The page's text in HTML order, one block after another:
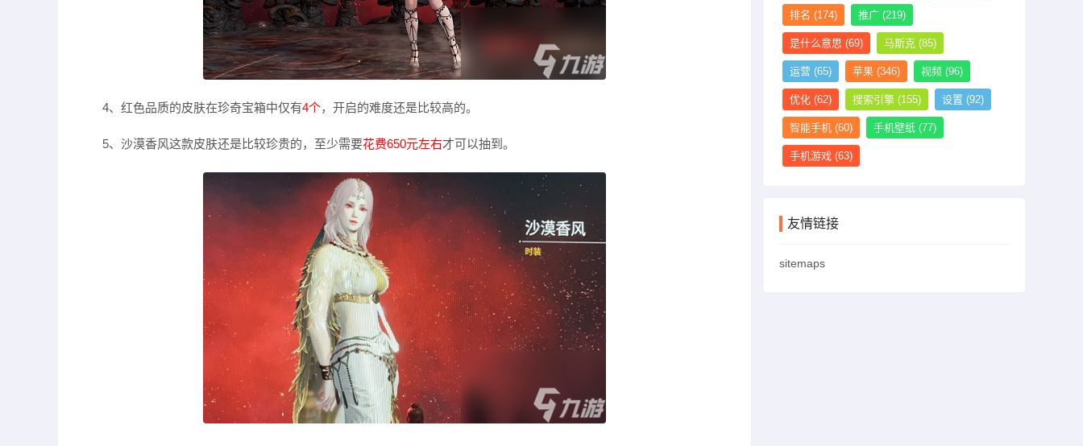
4、红色品质的皮肤在珍奇宝箱中仅有4个，开启的难度还是比较高的。
5、沙漠香风这款皮肤还是比较珍贵的，至少需要花费650元左右才可以抽到。
排名 (174) 推广 (219)
是什么意思 (69) 马斯克 (85)
运营 (65) 苹果 (346) 视频 (96)
优化 (62) 搜索引擎 (155) 设置 (92)
智能手机 (60) 手机壁纸 (77)
手机游戏 (63)
友情链接
sitemaps